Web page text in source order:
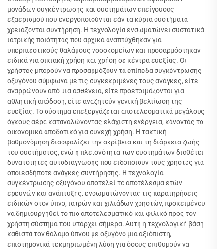
μονάδων συγκέντρωσης και συστημάτων επείγουσας
εξαερισμού που ενεργοποιούνται εάν τα κύρια συστήματα
χρειάζονται συντήρηση. Η τεχνολογία ενσωματώνει συστατικά
ιατρικής ποιότητας που αρχικά αναπτύχθηκαν για
υπερπιεστικούς θαλάμους νοσοκομείων και προσαρμόστηκαν
ειδικά για οικιακή χρήση και χρήση σε κέντρα ευεξίας. Οι
χρήστες μπορούν να προσαρμόζουν τα επίπεδα συγκέντρωσης
οξυγόνου σύμφωνα με τις συγκεκριμένες τους ανάγκες, είτε
αναρρώνουν από μια ασθένεια, είτε προετοιμάζονται για
αθλητική απόδοση, είτε αναζητούν γενική βελτίωση της
ευεξίας. Το σύστημα επεξεργάζεται αποτελεσματικά μεγάλους
όγκους αέρα καταναλώνοντας ελάχιστη ενέργεια, κάνοντάς το
οικονομικά αποδοτικό για συνεχή χρήση. Η τακτική
βαθμονόμηση διασφαλίζει την ακρίβεια και τη διάρκεια ζωής
του συστήματος, ενώ η πλειονότητα των συστημάτων διαθέτει
δυνατότητες αυτοδιάγνωσης που ειδοποιούν τους χρήστες για
οποιεσδήποτε ανάγκες συντήρησης. Η τεχνολογία
συγκέντρωσης οξυγόνου αποτελεί το αποτέλεσμα ετών
ερευνών και ανάπτυξης, ενσωματώνοντας τις παρατηρήσεις
ειδικών στον ύπνο, ιατρών και χιλιάδων χρηστών, προκειμένου
να δημιουργηθεί το πιο αποτελεσματικό και φιλικό προς τον
χρήστη σύστημα που υπάρχει σήμερα. Αυτή η τεχνολογική βάση
καθιστά τον θάλαμο ύπνου με οξυγόνο μια αξιόπιστη,
επιστημονικά τεκμηριωμένη λύση για όσους επιθυμούν να